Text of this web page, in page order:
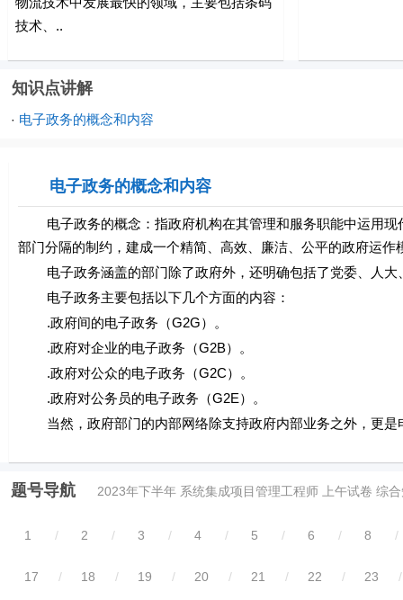
技术、..
知识点讲解
· 电子政务的概念和内容
电子政务的概念和内容
电子政务的概念：指政府机构在其管理和服务职能中运用现
部门分隔的制约，建成一个精简、高效、廉洁、公平的政府运作
电子政务涵盖的部门除了政府外，还明确包括了党委、人大
电子政务主要包括以下几个方面的内容：
.政府间的电子政务（G2G）。
.政府对企业的电子政务（G2B）。
.政府对公众的电子政务（G2C）。
.政府对公务员的电子政务（G2E）。
当然，政府部门的内部网络除支持政府内部业务之外，更是
题号导航 2023年下半年 系统集成项目管理工程师 上午试卷 综
1 / 2 / 3 / 4 / 5 / 6 / 8 /
17 / 18 / 19 / 20 / 21 / 22 / 23 /